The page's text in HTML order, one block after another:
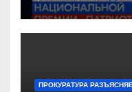
«Патриот»
ПРОКУРАТУРА